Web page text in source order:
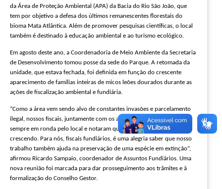
da Área de Proteção Ambiental (APA) da Bacia do Rio São João, que
tem por objetivo a defesa dos últimos remanescentes florestais do
bioma Mata Atlântica. Além de promover pesquisas científicas, o local
também é destinado à educação ambiental e ao turismo ecológico.
Em agosto deste ano, a Coordenadoria de Meio Ambiente da Secretaria
de Desenvolvimento tomou posse da sede do Parque. A retomada da
unidade, que estava fechada, foi definida em função do crescente
aparecimento de famílias inteiras de micos leões dourados durante as
ações de fiscalização ambiental e fundiária.
“Como a área vem sendo alvo de constantes invasões e parcelamento
ilegal, nossos fiscais, juntamente com os agentes ambientais, estão
sempre em ronda pelo local e notaram que o número de micos vem
crescendo. Para nós, fiscais fundiários, é uma alegria saber que nosso
trabalho também ajuda na preservação de uma espécie em extinção”,
afirmou Ricardo Sampaio, coordenador de Assuntos Fundiários. Uma
nova reunião foi marcada para dar prosseguimento aos trâmites e à
formalização do Conselho Gestor.